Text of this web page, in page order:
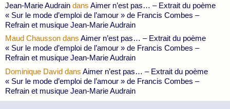
Jean-Marie Audrain dans Aimer n’est pas… – Extrait du poème
« Sur le mode d’emploi de l’amour » de Francis Combes –
Refrain et musique Jean-Marie Audrain
Maud Chausson dans Aimer n’est pas… – Extrait du poème
« Sur le mode d’emploi de l’amour » de Francis Combes –
Refrain et musique Jean-Marie Audrain
Dominique David dans Aimer n’est pas… – Extrait du poème
« Sur le mode d’emploi de l’amour » de Francis Combes –
Refrain et musique Jean-Marie Audrain